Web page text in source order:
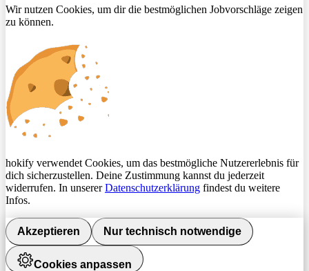
Wir nutzen Cookies, um dir die bestmöglichen Jobvorschläge zeigen
zu können.
hokify verwendet Cookies, um das bestmögliche Nutzererlebnis für
dich sicherzustellen. Deine Zustimmung kannst du jederzeit
widerrufen. In unsererDatenschutzerklärung findest du weitere
Infos.
Akzeptieren Nur technisch notwendige
Cookies anpassen